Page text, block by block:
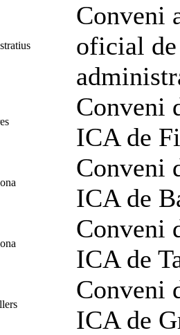
Conveni
oficial de
Conveni
ICA de
Conveni
ICA de
Conveni
ICA de
Conveni
ICA de